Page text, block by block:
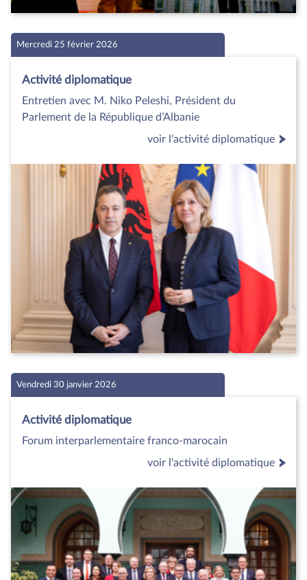
Mercredi 25 février 2026
Activité diplomatique
Entretien avec M. Niko Peleshi, Président du
Parlement de la République d’Albanie
voir l'activité diplomatique
Vendredi 30 janvier 2026
Activité diplomatique
Forum interparlementaire franco-marocain
voir l'activité diplomatique